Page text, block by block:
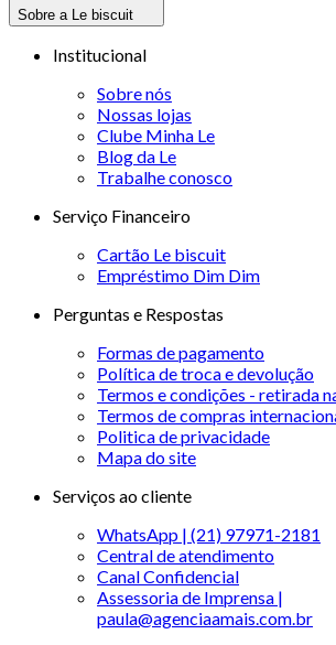
Sobre a Le biscuit
Institucional
Sobre nós
Nossas lojas
Clube Minha Le
Blog da Le
Trabalhe conosco
Serviço Financeiro
Cartão Le biscuit
Empréstimo Dim Dim
Perguntas e Respostas
Formas de pagamento
Política de troca e devolução
Termos e condições - retirada
Termos de compras
Politica de privacidade
Mapa do site
Serviços ao cliente
WhatsApp | (21) 97971-2181
Central de atendimento
Canal Confidencial
Assessoria de Imprensa |
paula@agenciaamais.com.br